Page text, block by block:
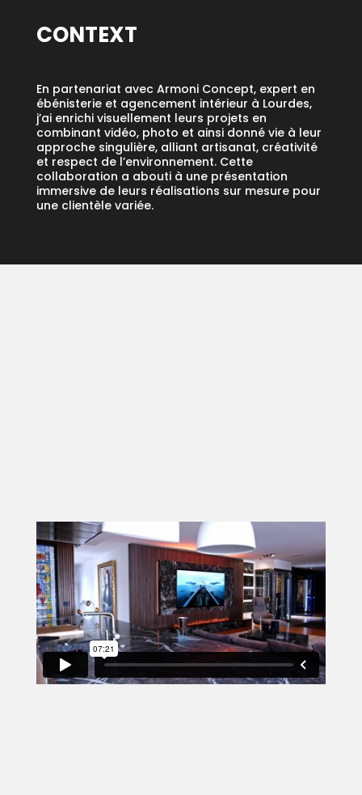
CONTEXT
En partenariat avec Armoni Concept, expert en
ébénisterie et agencement intérieur à Lourdes,
j’ai enrichi visuellement leurs projets en
combinant vidéo, photo et ainsi donné vie à leur
approche singulière, alliant artisanat, créativité
et respect de l’environnement. Cette
collaboration a abouti à une présentation
immersive de leurs réalisations sur mesure pour
une clientèle variée.